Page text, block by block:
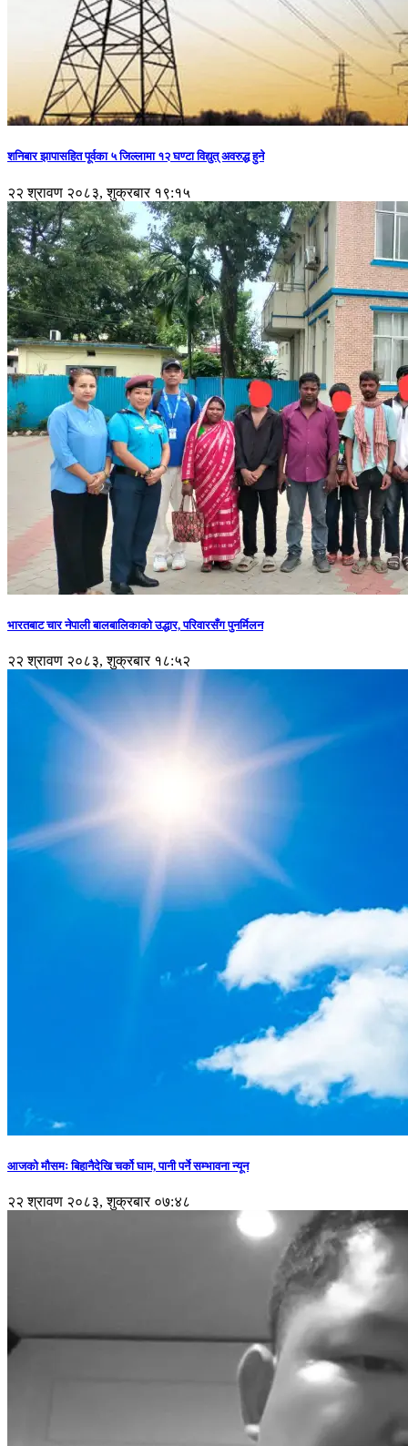
शनिबार झापासहित पूर्वका ५ जिल्लामा १२ घण्टा विद्युत् अवरुद्ध हुने
२२ श्रावण २०८३, शुक्रबार १९:१५
भारतबाट चार नेपाली बालबालिकाको उद्धार, परिवारसँग पुनर्मिलन
२२ श्रावण २०८३, शुक्रबार १८:५२
आजको मौसमः बिहानैदेखि चर्को घाम, पानी पर्ने सम्भावना न्यून
२२ श्रावण २०८३, शुक्रबार ०७:४८